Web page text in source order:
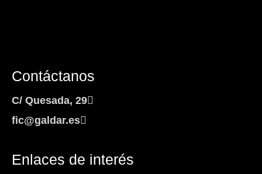
Contáctanos
C/ Quesada, 29
fic@galdar.es
Enlaces de interés